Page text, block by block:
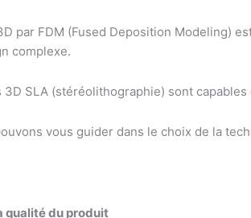
par FDM (Fused Deposition Modeling)
complexe.
3D SLA (stéréolithographie) sont
vous guider dans le choix de la
qualité du produit